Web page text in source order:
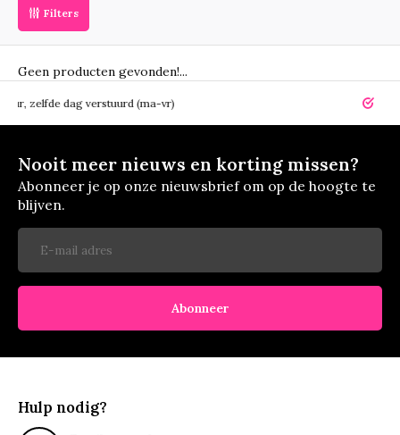
Filters
Geen producten gevonden!...
dag verstuurd (ma-vr) 14 dagen
Nooit meer nieuws en korting missen?
Abonneer je op onze nieuwsbrief om op de hoogte te
blijven.
Abonneer
Hulp nodig?